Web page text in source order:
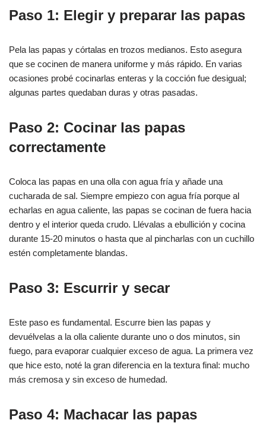
Paso 1: Elegir y preparar las papas
Pela las papas y córtalas en trozos medianos. Esto asegura
que se cocinen de manera uniforme y más rápido. En varias
ocasiones probé cocinarlas enteras y la cocción fue desigual;
algunas partes quedaban duras y otras pasadas.
Paso 2: Cocinar las papas
correctamente
Coloca las papas en una olla con agua fría y añade una
cucharada de sal. Siempre empiezo con agua fría porque al
echarlas en agua caliente, las papas se cocinan de fuera hacia
dentro y el interior queda crudo. Llévalas a ebullición y cocina
durante 15-20 minutos o hasta que al pincharlas con un cuchillo
estén completamente blandas.
Paso 3: Escurrir y secar
Este paso es fundamental. Escurre bien las papas y
devuélvelas a la olla caliente durante uno o dos minutos, sin
fuego, para evaporar cualquier exceso de agua. La primera vez
que hice esto, noté la gran diferencia en la textura final: mucho
más cremosa y sin exceso de humedad.
Paso 4: Machacar las papas